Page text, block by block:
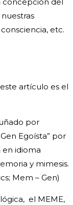
etc.
artículo es el
por
Egoísta” por
en idioma
y mimesis.
Mem – Gen)
el MEME,